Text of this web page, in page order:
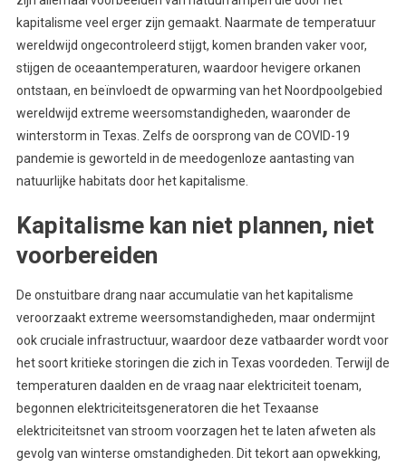
kapitalisme veel erger zijn gemaakt. Naarmate de temperatuur
wereldwijd ongecontroleerd stijgt, komen branden vaker voor,
stijgen de oceaantemperaturen, waardoor hevigere orkanen
ontstaan, en beïnvloedt de opwarming van het Noordpoolgebied
wereldwijd extreme weersomstandigheden, waaronder de
winterstorm in Texas. Zelfs de oorsprong van de COVID-19
pandemie is geworteld in de meedogenloze aantasting van
natuurlijke habitats door het kapitalisme.
Kapitalisme kan niet plannen, niet
voorbereiden
De onstuitbare drang naar accumulatie van het kapitalisme
veroorzaakt extreme weersomstandigheden, maar ondermijnt
ook cruciale infrastructuur, waardoor deze vatbaarder wordt voor
het soort kritieke storingen die zich in Texas voordeden. Terwijl de
temperaturen daalden en de vraag naar elektriciteit toenam,
begonnen elektriciteitsgeneratoren die het Texaanse
elektriciteitsnet van stroom voorzagen het te laten afweten als
gevolg van winterse omstandigheden. Dit tekort aan opwekking,